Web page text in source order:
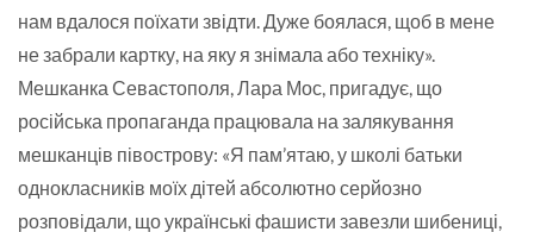
нам вдалося поїхати звідти. Дуже боялася, щоб в мене
не забрали картку, на яку я знімала або техніку».
Мешканка Севастополя, Лара Мос, пригадує, що
російська пропаганда працювала на залякування
мешканців півострову: «Я пам’ятаю, у школі батьки
однокласників моїх дітей абсолютно серйозно
розповідали, що українські фашисти завезли шибениці,